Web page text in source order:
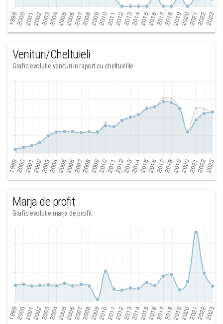
Venituri/Cheltuieli
Grafic evolutie venituri in raport cu cheltuielile
Marja de profit
Grafic evolutie marja de profit